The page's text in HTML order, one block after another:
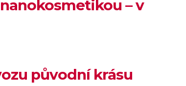
– v
původní krásu